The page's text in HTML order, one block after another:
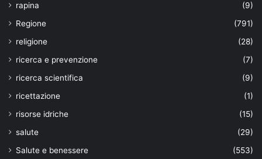
rapina
(9)
Regione
(791)
religione
(28)
ricerca e prevenzione
(7)
ricerca scientifica
(9)
ricettazione
(1)
risorse idriche
(15)
salute
(29)
Salute e benessere
(553)